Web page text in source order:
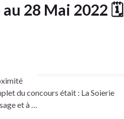
28 Mai 2022 🗓
du concours était : La Soierie
et à …